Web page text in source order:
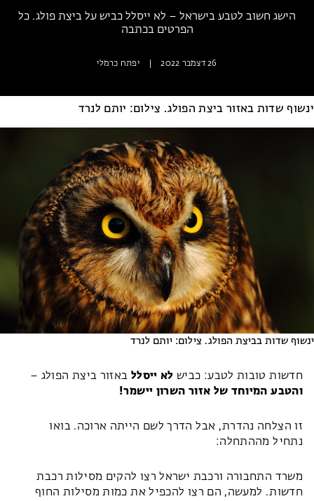
מחנות קיץ
הישג חשוב לטבע בישראל – לא ייסלל כביש על ביצת פולג. כל
הפרטים בכתבה
26 דצמבר 2022 יפתח כרמלי
ינשוף שדות באזור ביצת הפולג. צילום: יותם לנרד
ינשוף שדות בביצת הפולג. צילום: יותם לנרד
חדשות טובות לטבע: כביש לא ייסלל באזור ביצת הפולג –
והטבע המיוחד של אזור השרון יישמר!
זו הצלחה נהדרת, אבל הדרך לשם הייתה ארוכה. בואו
נתחיל מההתחלה:
משרד התחבורה ורכבת ישראל רצו להקים מסילות רכבת
חדשות. למעשה, הם רצו להכפיל את כמות מסילות החוף